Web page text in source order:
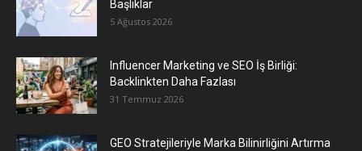
Başlıklar
5 Ağustos 2026
Influencer Marketing ve SEO İş Birliği:
Backlinkten Daha Fazlası
31 Temmuz 2026
GEO Stratejileriyle Marka Bilinirliğini Artırma